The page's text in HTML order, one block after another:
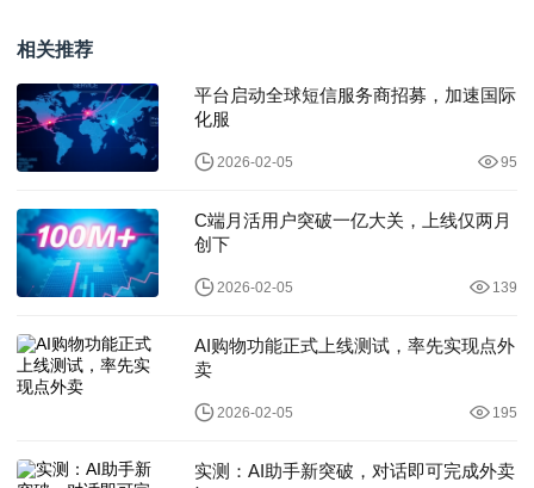
相关推荐
平台启动全球短信服务商招募，加速国际
化服
2026-02-05 95
C端月活用户突破一亿大关，上线仅两月
创下
2026-02-05 139
AI购物功能正式上线测试，率先实现点外
卖
2026-02-05 195
实测：AI助手新突破，对话即可完成外卖